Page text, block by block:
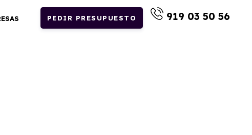
PEDIR PRESUPUESTO 919 03 50 56